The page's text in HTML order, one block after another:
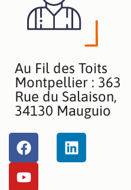
Au Fil des Toits
Montpellier : 363
Rue du Salaison,
34130 Mauguio